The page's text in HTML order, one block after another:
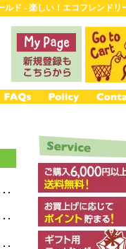
ド - 楽しい！エコフレンドリ